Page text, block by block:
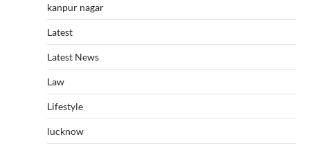
kanpur nagar
Latest
Latest News
Law
Lifestyle
lucknow